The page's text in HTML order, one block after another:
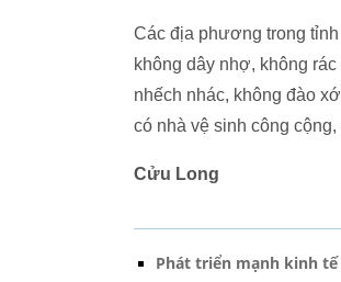
Các địa phương trong tỉnh
không dây nhợ, không
nhếch nhác, không đào
có nhà vệ sinh công
Cửu Long
Phát triển mạnh kinh